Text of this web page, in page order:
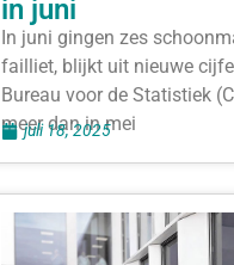
in juni
In juni gingen zes
failliet, blijkt uit nieuwe
Bureau voor de Statistiek
meer dan in mei
juli 18, 2025